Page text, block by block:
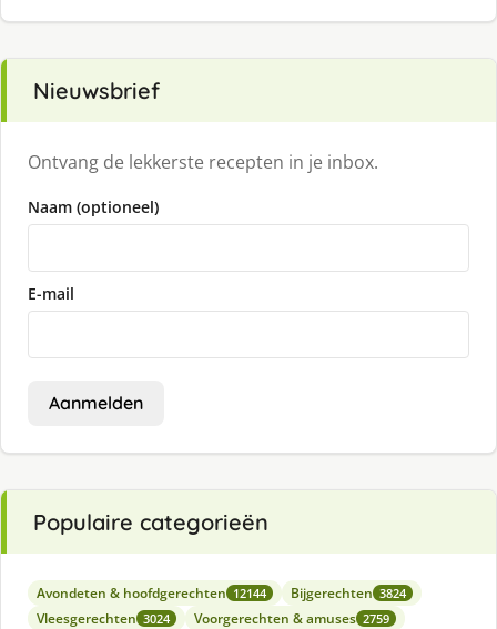
Nieuwsbrief
Ontvang de lekkerste recepten in je inbox.
Naam (optioneel)
E-mail
Aanmelden
Populaire categorieën
Avondeten & hoofdgerechten 12144 Bijgerechten 3824
Vleesgerechten 3024 Voorgerechten & amuses 2759